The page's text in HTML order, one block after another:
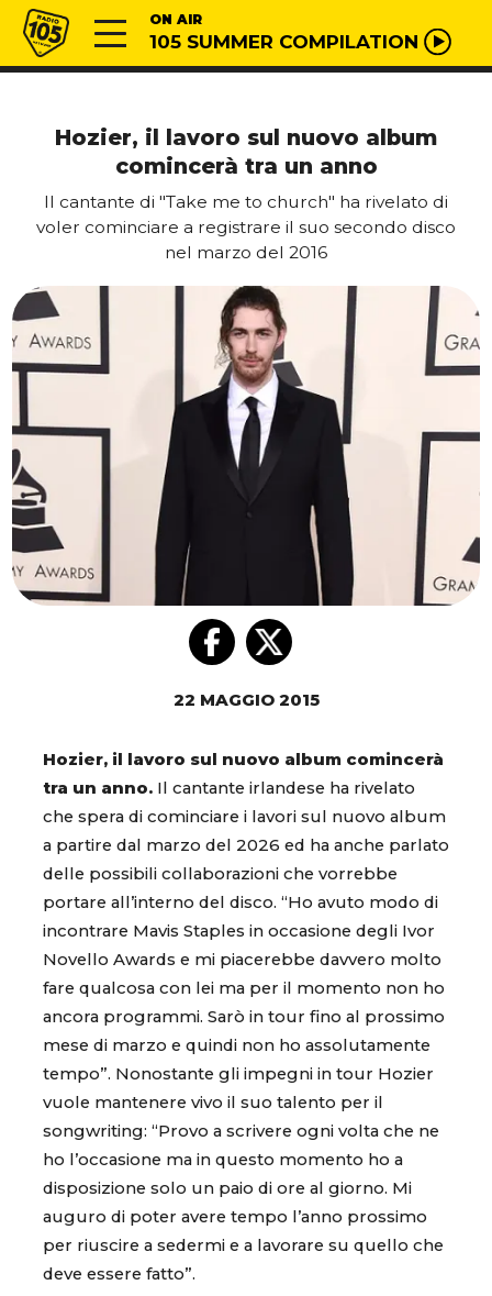
Vai al contenuto
Radio 105 ON AIR
105 SUMMER COMPILATION
Hozier, il lavoro sul nuovo album
comincerà tra un anno
Il cantante di "Take me to church" ha rivelato di
voler cominciare a registrare il suo secondo disco
nel marzo del 2016
22 MAGGIO 2015
Hozier, il lavoro sul nuovo album comincerà
tra un anno. Il cantante irlandese ha rivelato
che spera di cominciare i lavori sul nuovo album
a partire dal marzo del 2026 ed ha anche parlato
delle possibili collaborazioni che vorrebbe
portare all’interno del disco. “Ho avuto modo di
incontrare Mavis Staples in occasione degli Ivor
Novello Awards e mi piacerebbe davvero molto
fare qualcosa con lei ma per il momento non ho
ancora programmi. Sarò in tour fino al prossimo
mese di marzo e quindi non ho assolutamente
tempo”. Nonostante gli impegni in tour Hozier
vuole mantenere vivo il suo talento per il
songwriting: “Provo a scrivere ogni volta che ne
ho l’occasione ma in questo momento ho a
disposizione solo un paio di ore al giorno. Mi
auguro di poter avere tempo l’anno prossimo
per riuscire a sedermi e a lavorare su quello che
deve essere fatto”.